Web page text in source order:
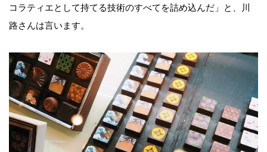
コラティエとして持てる技術のすべてを詰め込んだ」と、川
路さんは言います。